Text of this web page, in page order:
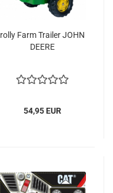
rolly Farm Trailer JOHN
DEERE
54,95 EUR